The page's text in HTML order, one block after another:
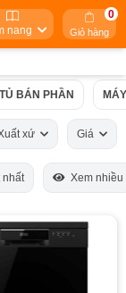
nang Giỏ hàng
0
BÁN PHẦN
xứ Giá
nhất Xem nhiều